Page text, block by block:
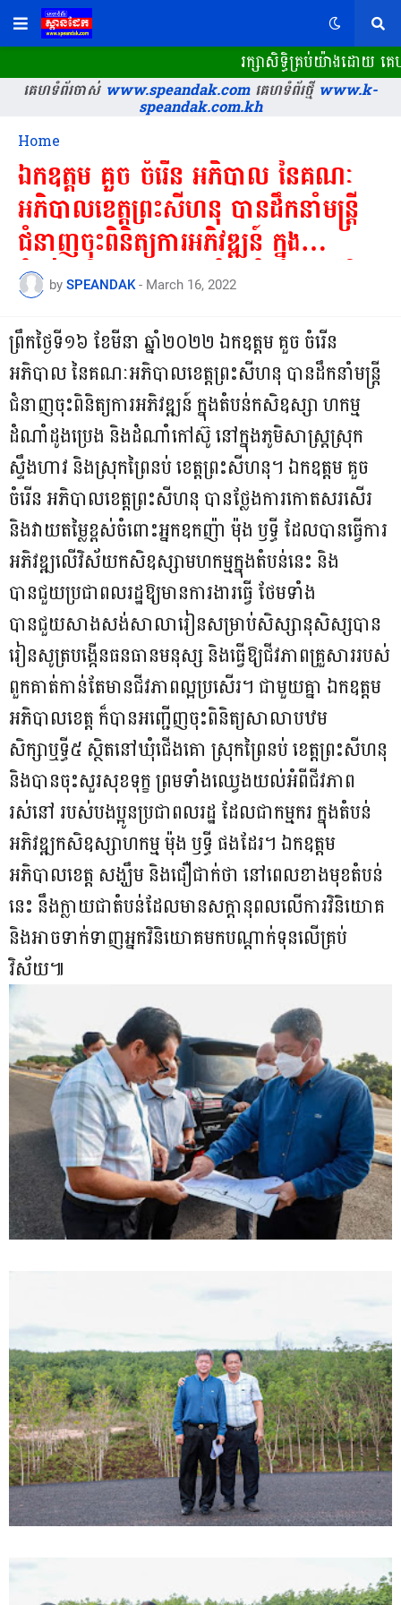
រក្សាសិទ្ធិគ្រប់យ៉ាងដោយ គ
គេហទំព័រចាស់www.speandak.comគេហទំព័រថ្មីwww.k-
speandak.com.kh
Home
ឯកឧត្តម គួច ចំរើន អភិបាល នៃគណៈ
អភិបាលខេត្តព្រះសីហនុ បានដឹកនាំមន្ត្រី
ជំនាញចុះពិនិត្យការអភិវឌ្ឍន៍ ក្នុង
តំបន់កសិឧស្សា ហកម្មដំណាំដូងប្រេង និង
ដំណាំកៅស៊ូ
by SPEANDAK - March 16, 2022
ព្រឹកថ្ងៃទី១៦ ខែមីនា ឆ្នាំ២០២២ ឯកឧត្តម គួច ចំរើន
អភិបាល នៃគណៈអភិបាលខេត្តព្រះសីហនុ បានដឹកនាំមន្ត្រី
ជំនាញចុះពិនិត្យការអភិវឌ្ឍន៍ ក្នុងតំបន់កសិឧស្សា ហកម្ម
ដំណាំដូងប្រេង និងដំណាំកៅស៊ូ នៅក្នុងភូមិសាស្ត្រស្រុក
ស្ទឹងហាវ និងស្រុកព្រៃនប់ ខេត្តព្រះសីហនុ។ ឯកឧត្តម គួច
ចំរើន អភិបាលខេត្តព្រះសីហនុ បានថ្លែងការកោតសរសើរ
និងវាយតម្លៃខ្ពស់ចំពោះអ្នកឧកញ៉ា ម៉ុង ឫទ្ធី ដែលបានធ្វើការ
អភិវឌ្ឍលើវិស័យកសិឧស្សាមហកម្មក្នុងតំបន់នេះ និង
បានជួយប្រជាពលរដ្ឋឱ្យមានការងារធ្វើ ថែមទាំង
បានជួយសាងសង់សាលារៀនសម្រាប់សិស្សានុសិស្សបាន
រៀនសូត្របង្កើនធនធានមនុស្ស និងធ្វើឱ្យជីវភាពគ្រួសាររបស់
ពួកគាត់កាន់តែមានជីវភាពល្អប្រសើរ។ ជាមួយគ្នា ឯកឧត្តម
អភិបាលខេត្ត ក៏បានអញ្ជើញចុះពិនិត្យសាលាបឋម
សិក្សាឬទ្ធី៥ ស្ថិតនៅឃុំជើងគោ ស្រុកព្រៃនប់ ខេត្តព្រះសីហនុ
និងបានចុះសួរសុខទុក្ខ ព្រមទាំងឈ្វេងយល់អំពីជីវភាព
រស់នៅ របស់បងប្អូនប្រជាពលរដ្ឋ ដែលជាកម្មករ ក្នុងតំបន់
អភិវឌ្ឍកសិឧស្សាហកម្ម ម៉ុង ឫទ្ធី ផងដែរ។ ឯកឧត្តម
អភិបាលខេត្ត សង្ឃឹម និងជឿជាក់ថា នៅពេលខាងមុខតំបន់
នេះ នឹងក្លាយជាតំបន់ដែលមានសក្តានុពលលើការវិនិយោគ
និងអាចទាក់ទាញអ្នកវិនិយោគមកបណ្តាក់ទុនលើគ្រប់
វិស័យ៕